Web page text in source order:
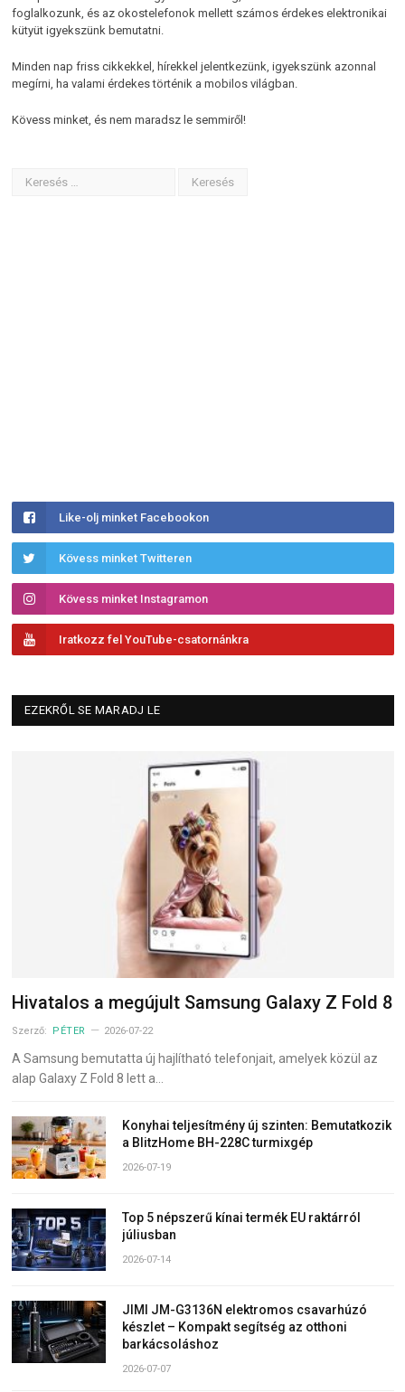
foglalkozunk, és az okostelefonok mellett számos érdekes elektronikai
kütyüt igyekszünk bemutatni.
Minden nap friss cikkekkel, hírekkel jelentkezünk, igyekszünk azonnal
megírni, ha valami érdekes történik a mobilos világban.
Kövess minket, és nem maradsz le semmiről!
Like-olj minket Facebookon
Kövess minket Twitteren
Kövess minket Instagramon
Iratkozz fel YouTube-csatornánkra
EZEKRŐL SE MARADJ LE
Hivatalos a megújult Samsung Galaxy Z Fold 8
Szerző: PÉTER 2026-07-22
A Samsung bemutatta új hajlítható telefonjait, amelyek közül az
alap Galaxy Z Fold 8 lett a…
Konyhai teljesítmény új szinten: Bemutatkozik
a BlitzHome BH-228C turmixgép
2026-07-19
Top 5 népszerű kínai termék EU raktárról
júliusban
2026-07-14
JIMI JM-G3136N elektromos csavarhúzó
készlet – Kompakt segítség az otthoni
barkácsoláshoz
2026-07-07